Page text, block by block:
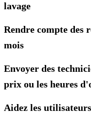
lavage
Rendre compte des
mois
Envoyer des
prix ou les heures
Aidez les